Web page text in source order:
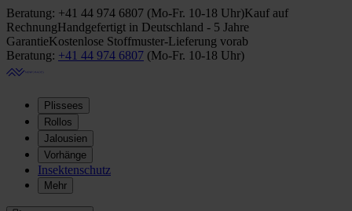
Beratung: +41 44 974 6807 (Mo-Fr. 10-18 Uhr)Kauf auf
RechnungHandgefertigt in Deutschland - 5 Jahre
GarantieKostenlose Stoffmuster-Lieferung vorab
Beratung: +41 44 974 6807 (Mo-Fr. 10-18 Uhr)
Plissees
Rollos
Jalousien
Vorhänge
Insektenschutz
Mehr